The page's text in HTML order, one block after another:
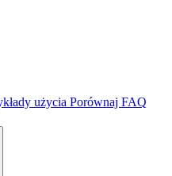
użycia Porównaj FAQ